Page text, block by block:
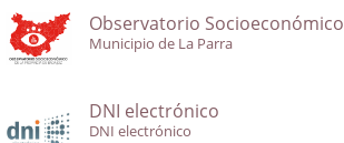
Observatorio Socioeconómico
Municipio de La Parra
DNI electrónico
DNI electrónico